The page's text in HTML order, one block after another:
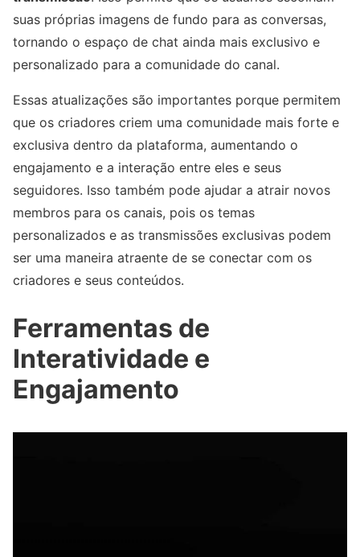
suas próprias imagens de fundo para as conversas,
tornando o espaço de chat ainda mais exclusivo e
personalizado para a comunidade do canal.
Essas atualizações são importantes porque permitem
que os criadores criem uma comunidade mais forte e
exclusiva dentro da plataforma, aumentando o
engajamento e a interação entre eles e seus
seguidores. Isso também pode ajudar a atrair novos
membros para os canais, pois os temas
personalizados e as transmissões exclusivas podem
ser uma maneira atraente de se conectar com os
criadores e seus conteúdos.
Ferramentas de
Interatividade e
Engajamento